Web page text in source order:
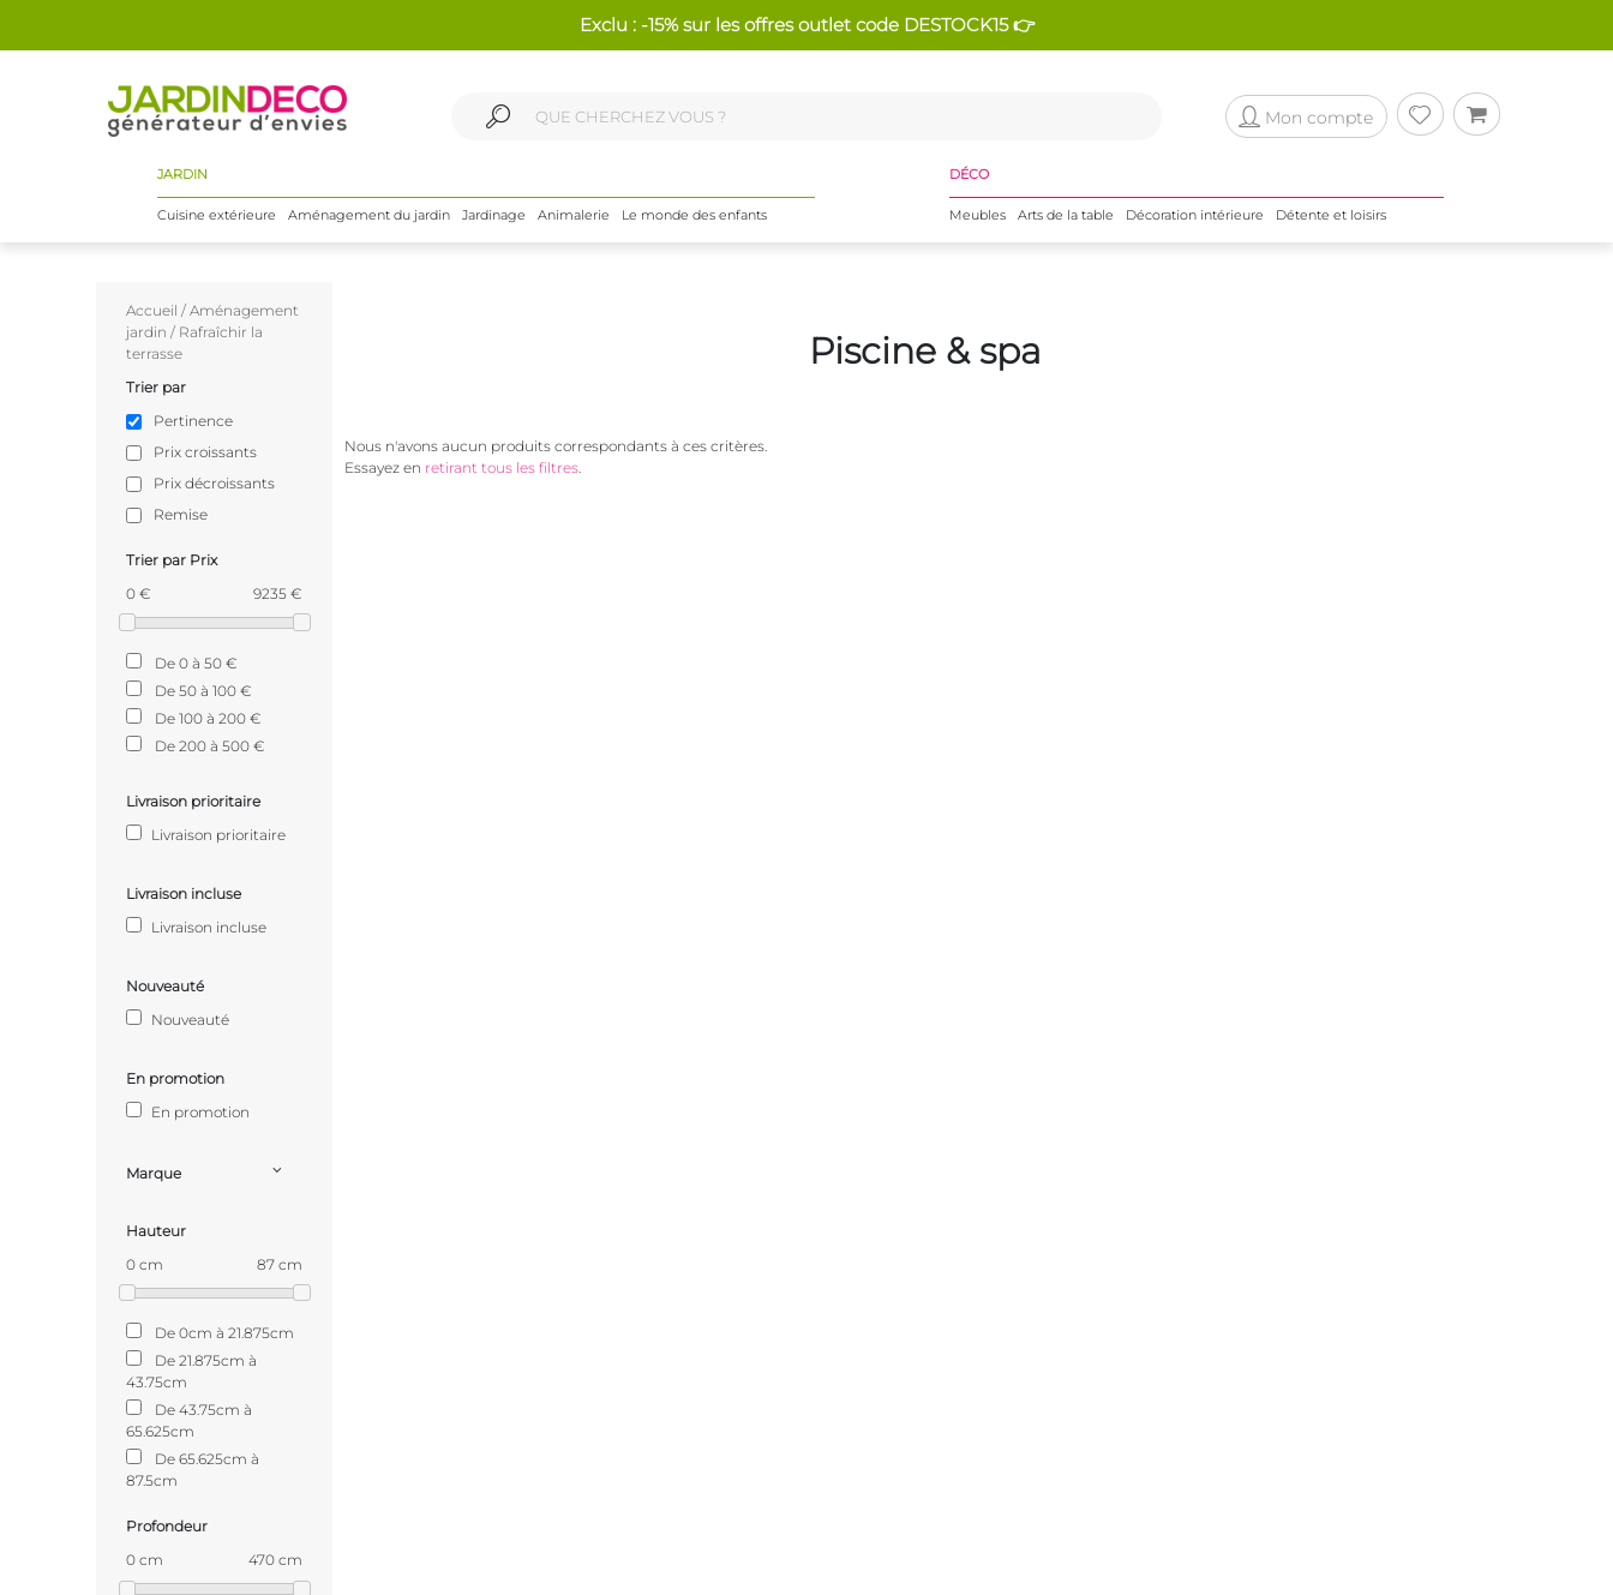
Exclu : -15% sur les offres outlet code DESTOCK15 👉
Mon compte
JARDIN
Cuisine extérieure Aménagement du jardin Jardinage Animalerie Le monde des enfants
DÉCO
Meubles Arts de la table Décoration intérieure Détente et loisirs
Accueil / Aménagement
jardin / Rafraîchir la
terrasse
Trier par
Pertinence
Prix croissants
Prix décroissants
Remise
Trier par Prix
0 €
9235 €
De 0 à 50 €
De 50 à 100 €
De 100 à 200 €
De 200 à 500 €
Livraison prioritaire
Livraison prioritaire
Livraison incluse
Livraison incluse
Nouveauté
Nouveauté
En promotion
En promotion
Marque
Hauteur
0 cm
87 cm
De 0cm à 21.875cm
De 21.875cm à
43.75cm
De 43.75cm à
65.625cm
De 65.625cm à
87.5cm
Profondeur
0 cm
470 cm
Piscine & spa
Nous n'avons aucun produits correspondants à ces critères.
Essayez en retirant tous les filtres.